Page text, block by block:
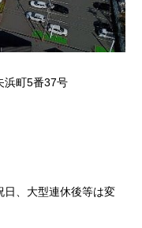
町5番37号
日、大型連休後等は変